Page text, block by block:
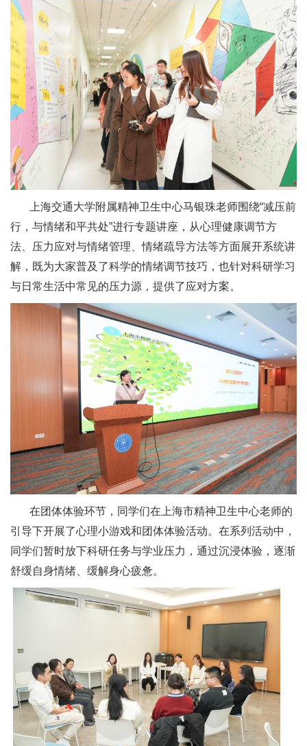
上海交通大学附属精神卫生中心马银珠老师围绕“减压前
行，与情绪和平共处”进行专题讲座，从心理健康调节方
法、压力应对与情绪管理、情绪疏导方法等方面展开系统讲
解，既为大家普及了科学的情绪调节技巧，也针对科研学习
与日常生活中常见的压力源，提供了应对方案。
在团体体验环节，同学们在上海市精神卫生中心老师的
引导下开展了心理小游戏和团体体验活动。在系列活动中，
同学们暂时放下科研任务与学业压力，通过沉浸体验，逐渐
舒缓自身情绪、缓解身心疲惫。